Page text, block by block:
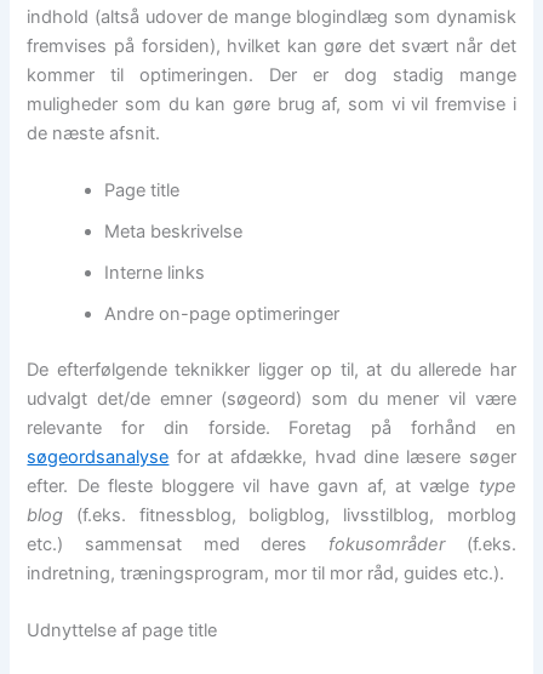
indhold (altså udover de mange blogindlæg som dynamisk
fremvises på forsiden), hvilket kan gøre det svært når det
kommer til optimeringen. Der er dog stadig mange
muligheder som du kan gøre brug af, som vi vil fremvise i
de næste afsnit.
Page title
Meta beskrivelse
Interne links
Andre on-page optimeringer
De efterfølgende teknikker ligger op til, at du allerede har
udvalgt det/de emner (søgeord) som du mener vil være
relevante for din forside. Foretag på forhånd en
søgeordsanalyse for at afdække, hvad dine læsere søger
efter. De fleste bloggere vil have gavn af, at vælge type
blog (f.eks. fitnessblog, boligblog, livsstilblog, morblog
etc.) sammensat med deres fokusområder (f.eks.
indretning, træningsprogram, mor til mor råd, guides etc.).
Udnyttelse af page title